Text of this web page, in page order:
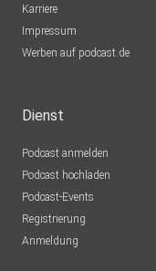
Karriere
Impressum
Werben auf podcast.de
Dienst
Podcast anmelden
Podcast hochladen
Podcast-Events
Registrierung
Anmeldung